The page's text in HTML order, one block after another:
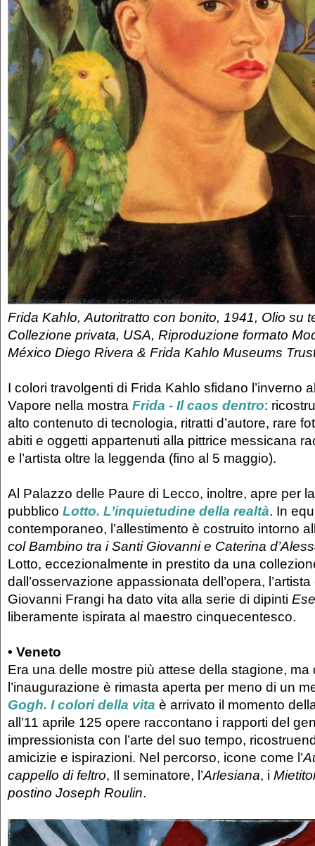
Frida Kahlo, Autoritratto con bonito, 1941, Olio su
Collezione privata, USA, Riproduzione formato
México Diego Rivera & Frida Kahlo Museums
I colori travolgenti di Frida Kahlo sfidano l’inverno
Vapore nella mostra Frida - Il caos dentro:
alto contenuto di tecnologia, ritratti d’autore, rare
abiti e oggetti appartenuti alla pittrice messicana
e l’artista oltre la leggenda (fino al 5 maggio).
Al Palazzo delle Paure di Lecco, inoltre, apre per
pubblico Lotto. L’inquietudine della realtà. In
contemporaneo, l’allestimento è costruito intorno
col Bambino tra i Santi Giovanni e Caterina
Lotto, eccezionalmente in prestito da una
dall’osservazione appassionata dell’opera,
Giovanni Frangi ha dato vita alla serie di dipinti
liberamente ispirata al maestro cinquecentesco.
• Veneto
Era una delle mostre più attese della stagione, ma
l’inaugurazione è rimasta aperta per meno di un
Gogh. I colori della vita è arrivato il momento
all’11 aprile 125 opere raccontano i rapporti del
impressionista con l’arte del suo tempo,
amicizie e ispirazioni. Nel percorso, icone come l’
cappello di feltro, Il seminatore, l’Arlesiana, i
postino Joseph Roulin.